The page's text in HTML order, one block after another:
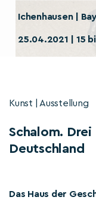
Ichenhausen |
25.04.2021 | 15
Kunst | Ausstellung
Schalom.
Deutschland
Das Haus der